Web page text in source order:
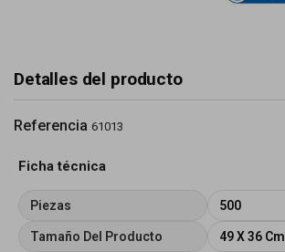
Detalles del producto
Referencia 61013
Ficha técnica
Piezas 500
Tamaño Del Producto 49 X 36 Cm